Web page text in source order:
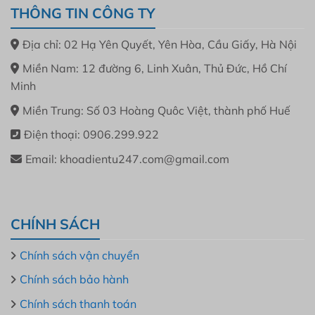
THÔNG TIN CÔNG TY
Địa chỉ: 02 Hạ Yên Quyết, Yên Hòa, Cầu Giấy, Hà Nội
Miền Nam: 12 đường 6, Linh Xuân, Thủ Đức, Hồ Chí
Minh
Miền Trung: Số 03 Hoàng Quôc Việt, thành phố Huế
Điện thoại: 0906.299.922
Email: khoadientu247.com@gmail.com
CHÍNH SÁCH
Chính sách vận chuyển
Chính sách bảo hành
Chính sách thanh toán